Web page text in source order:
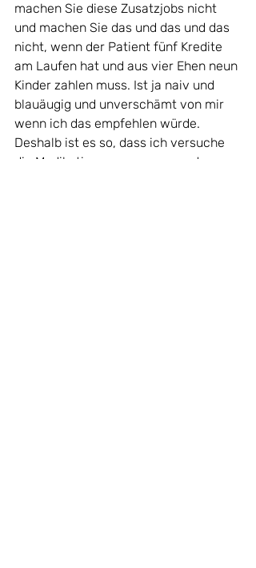
machen Sie diese Zusatzjobs nicht
und machen Sie das und das und das
nicht, wenn der Patient fünf Kredite
am Laufen hat und aus vier Ehen neun
Kinder zahlen muss. Ist ja naiv und
blauäugig und unverschämt von mir
wenn ich das empfehlen würde.
Deshalb ist es so, dass ich versuche
die Medikation anzupassen an das